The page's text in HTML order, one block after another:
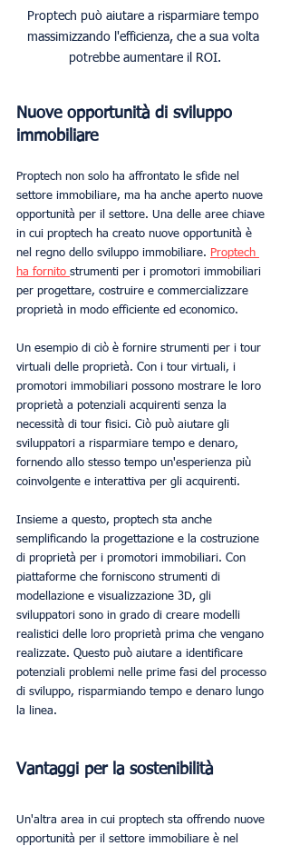
Proptech può aiutare a risparmiare tempo
massimizzando l'efficienza, che a sua volta
potrebbe aumentare il ROI.
Nuove opportunità di sviluppo
immobiliare
Proptech non solo ha affrontato le sfide nel
settore immobiliare, ma ha anche aperto nuove
opportunità per il settore. Una delle aree chiave
in cui proptech ha creato nuove opportunità è
nel regno dello sviluppo immobiliare. Proptech
ha fornito strumenti per i promotori immobiliari
per progettare, costruire e commercializzare
proprietà in modo efficiente ed economico.
Un esempio di ciò è fornire strumenti per i tour
virtuali delle proprietà. Con i tour virtuali, i
promotori immobiliari possono mostrare le loro
proprietà a potenziali acquirenti senza la
necessità di tour fisici. Ciò può aiutare gli
sviluppatori a risparmiare tempo e denaro,
fornendo allo stesso tempo un'esperienza più
coinvolgente e interattiva per gli acquirenti.
Insieme a questo, proptech sta anche
semplificando la progettazione e la costruzione
di proprietà per i promotori immobiliari. Con
piattaforme che forniscono strumenti di
modellazione e visualizzazione 3D, gli
sviluppatori sono in grado di creare modelli
realistici delle loro proprietà prima che vengano
realizzate. Questo può aiutare a identificare
potenziali problemi nelle prime fasi del processo
di sviluppo, risparmiando tempo e denaro lungo
la linea.
Vantaggi per la sostenibilità
Un'altra area in cui proptech sta offrendo nuove
opportunità per il settore immobiliare è nel